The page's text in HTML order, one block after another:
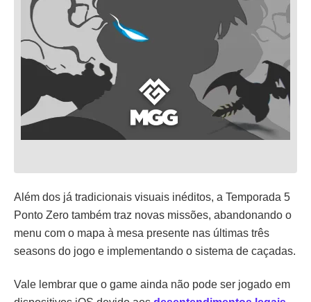
Além dos já tradicionais visuais inéditos, a Temporada 5
Ponto Zero também traz novas missões, abandonando o
menu com o mapa à mesa presente nas últimas três
seasons do jogo e implementando o sistema de caçadas.
Vale lembrar que o game ainda não pode ser jogado em